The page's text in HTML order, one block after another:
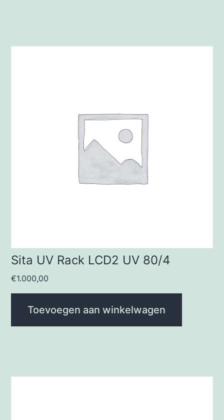
Sita UV Rack LCD2 UV 80/4
€1.000,00
Toevoegen aan winkelwagen